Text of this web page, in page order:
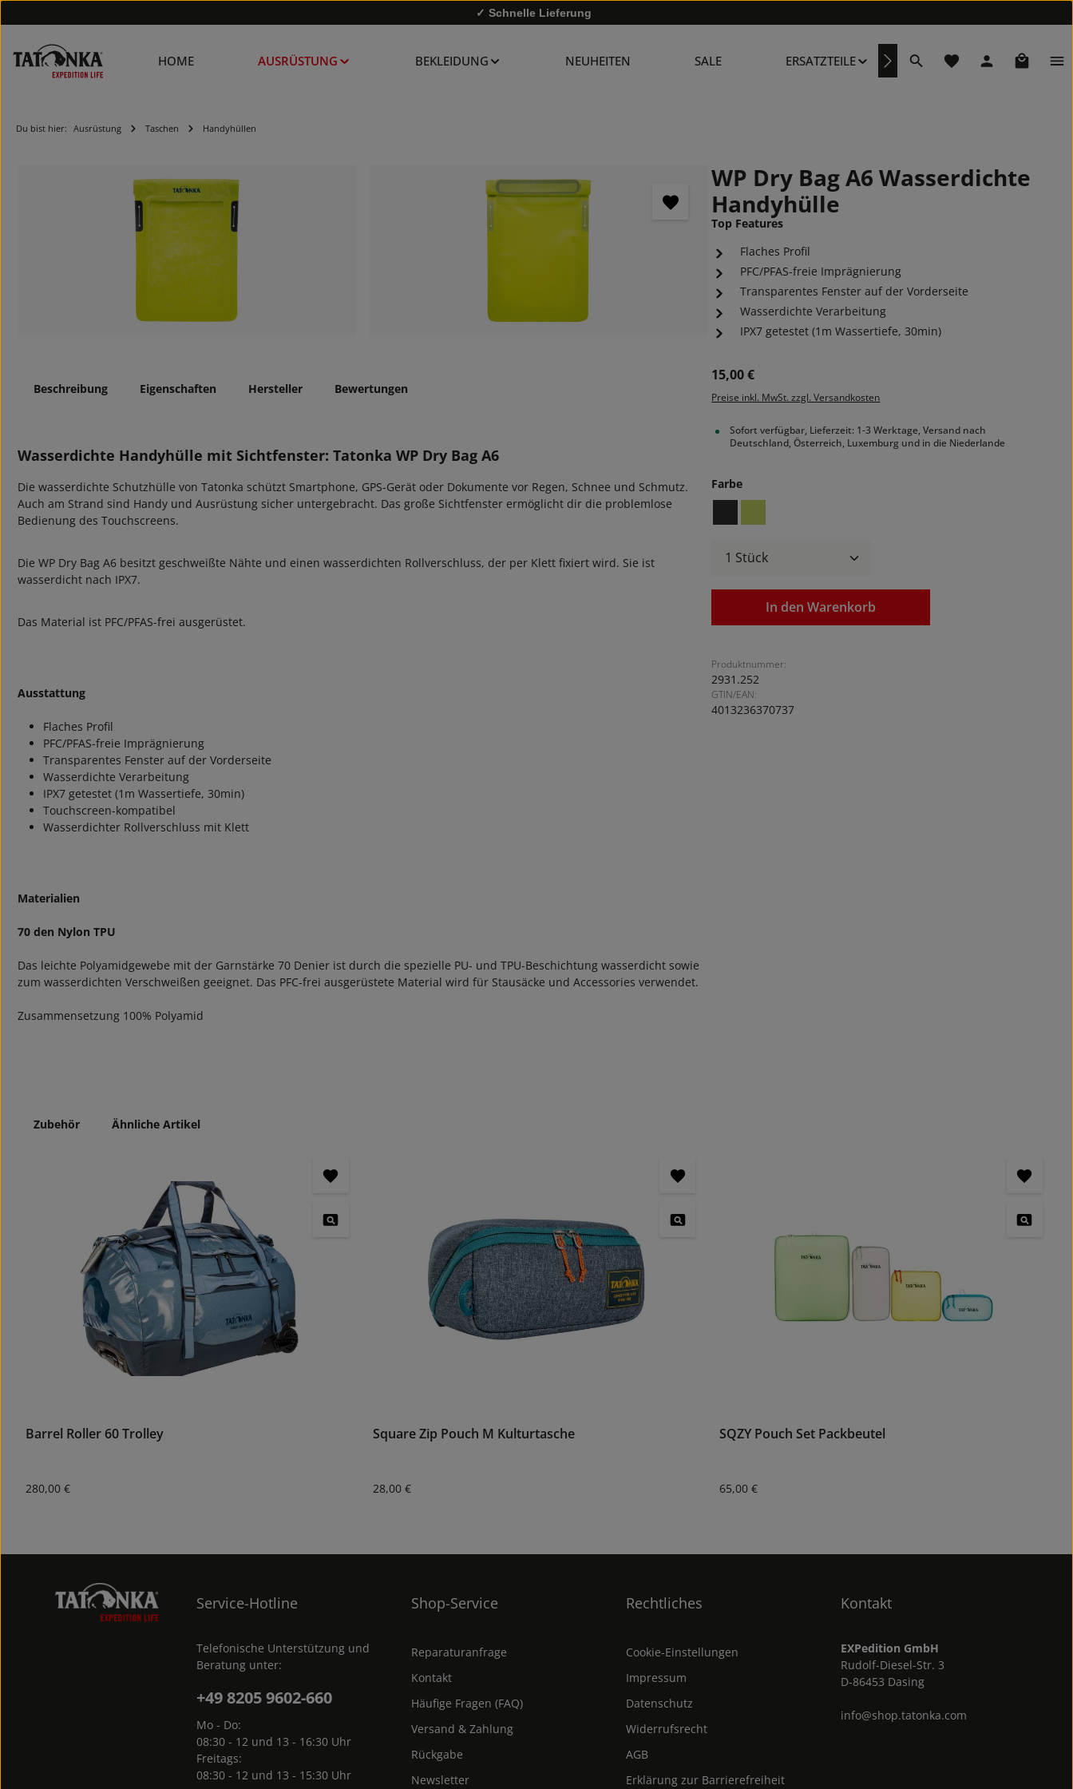
✓ Schnelle Lieferung
HOME AUSRÜSTUNG BEKLEIDUNG NEUHEITEN SALE ERSATZTEILE REPARATURSERVICE
Du hast 0 Produkte
Du bist hier: Ausrüstung Taschen Handyhüllen
WP Dry Bag A6 Wasserdichte
Handyhülle
Top Features
Flaches Profil
PFC/PFAS-freie Imprägnierung
Transparentes Fenster auf der Vorderseite
Wasserdichte Verarbeitung
IPX7 getestet (1m Wassertiefe, 30min)
Regulärer Preis:
15,00 €
Preise inkl. MwSt. zzgl. Versandkosten
Sofort verfügbar, Lieferzeit: 1-3 Werktage, Versand nach
Deutschland, Österreich, Luxemburg und in die Niederlande
Farbeauswählen
blacklime
Produkt Anzahl: Gib den gewünschten
In den Warenkorb
Produktnummer:
2931.252
GTIN/EAN:
4013236370737
Beschreibung Eigenschaften Hersteller Bewertungen
Wasserdichte Handyhülle mit Sichtfenster: Tatonka WP Dry Bag A6
Die wasserdichte Schutzhülle von Tatonka schützt Smartphone, GPS-Gerät oder Dokumente vor Regen, Schnee und Schmutz.
Auch am Strand sind Handy und Ausrüstung sicher untergebracht. Das große Sichtfenster ermöglicht dir die problemlose
Bedienung des Touchscreens.
Die WP Dry Bag A6 besitzt geschweißte Nähte und einen wasserdichten Rollverschluss, der per Klett fixiert wird. Sie ist
wasserdicht nach IPX7.
Das Material ist PFC/PFAS-frei ausgerüstet.
Ausstattung
Flaches Profil
PFC/PFAS-freie Imprägnierung
Transparentes Fenster auf der Vorderseite
Wasserdichte Verarbeitung
IPX7 getestet (1m Wassertiefe, 30min)
Touchscreen-kompatibel
Wasserdichter Rollverschluss mit Klett
Materialien
70 den Nylon TPU
Das leichte Polyamidgewebe mit der Garnstärke 70 Denier ist durch die spezielle PU- und TPU-Beschichtung wasserdicht sowie
zum wasserdichten Verschweißen geeignet. Das PFC-frei ausgerüstete Material wird für Stausäcke und Accessories verwendet.
Zusammensetzung 100% Polyamid
Zubehör
Ähnliche Artikel
Barrel Roller 60 Trolley
Regulärer Preis:
280,00 €
Square Zip Pouch M Kulturtasche
Regulärer Preis:
28,00 €
SQZY Pouch Set Packbeutel
Regulärer Preis:
65,00 €
Service-Hotline
Telefonische Unterstützung und
Beratung unter:
+49 8205 9602-660
Mo - Do:
08:30 - 12 und 13 - 16:30 Uhr
Freitags:
08:30 - 12 und 13 - 15:30 Uhr
Shop-Service
Reparaturanfrage
Kontakt
Häufige Fragen (FAQ)
Versand & Zahlung
Rückgabe
Newsletter
Rechtliches
Cookie-Einstellungen
Impressum
Datenschutz
Widerrufsrecht
AGB
Erklärung zur Barrierefreiheit
Kontakt
EXPedition GmbH
Rudolf-Diesel-Str. 3
D-86453 Dasing
info@shop.tatonka.com